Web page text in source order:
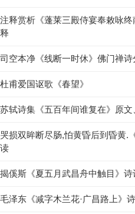
注释赏析《蓬莱三殿侍宴奉敕咏
释
司空本净《线断一时休》佛门禅
杜甫爱国讴歌《春望》
苏轼诗集《五百年间谁复在》原
哭损双眸断尽肠,怕黄昏后到昏黄.
读
揭傒斯《夏五月武昌舟中触目》诗
毛泽东《减字木兰花·广昌路上》